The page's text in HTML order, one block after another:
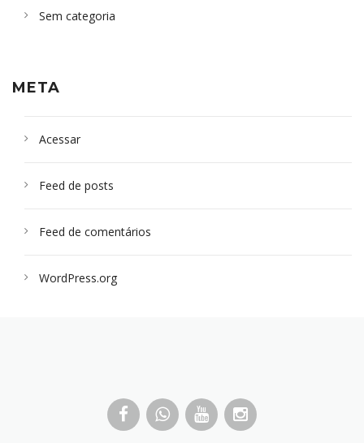
Sem categoria
META
Acessar
Feed de posts
Feed de comentários
WordPress.org